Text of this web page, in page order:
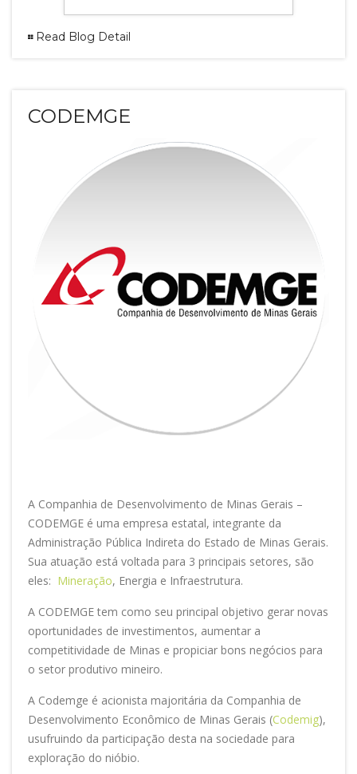
Read Blog Detail
CODEMGE
A Companhia de Desenvolvimento de Minas Gerais –
CODEMGE é uma empresa estatal, integrante da
Administração Pública Indireta do Estado de Minas Gerais.
Sua atuação está voltada para 3 principais setores, são
eles: Mineração, Energia e Infraestrutura.
A CODEMGE tem como seu principal objetivo gerar novas
oportunidades de investimentos, aumentar a
competitividade de Minas e propiciar bons negócios para
o setor produtivo mineiro.
A Codemge é acionista majoritária da Companhia de
Desenvolvimento Econômico de Minas Gerais (Codemig),
usufruindo da participação desta na sociedade para
exploração do nióbio.